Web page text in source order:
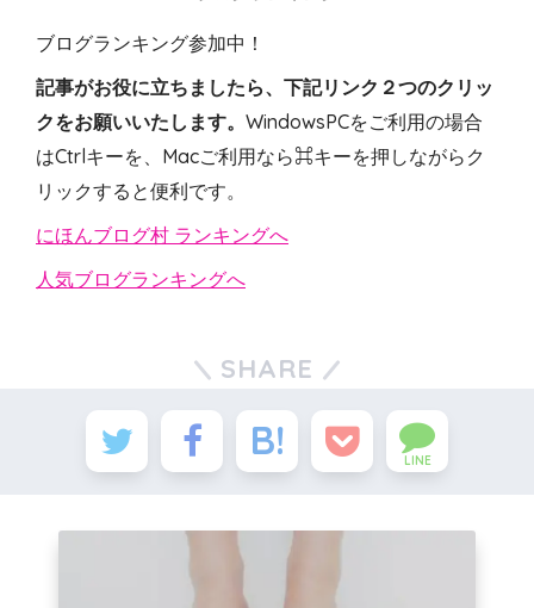
ブログランキング参加中！
記事がお役に立ちましたら、下記リンク２つのクリッ
クをお願いいたします。 WindowsPCをご利用の場合
はCtrlキーを、Macご利用なら⌘キーを押しながらク
リックすると便利です。
にほんブログ村 ランキングへ
人気ブログランキングへ
SHARE
LINE